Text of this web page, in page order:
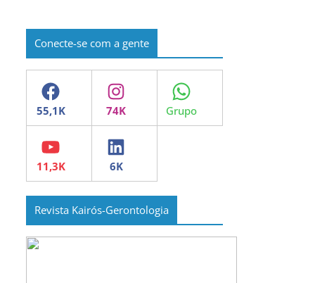
Conecte-se com a gente
Facebook Instagram WhatsApp
YouTube LinkedIn
Revista Kairós-Gerontologia